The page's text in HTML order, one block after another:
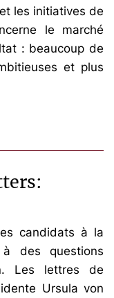
les initiatives de
le marché
: beaucoup de
et plus
candidats à la
à des questions
Les lettres de
Ursula von